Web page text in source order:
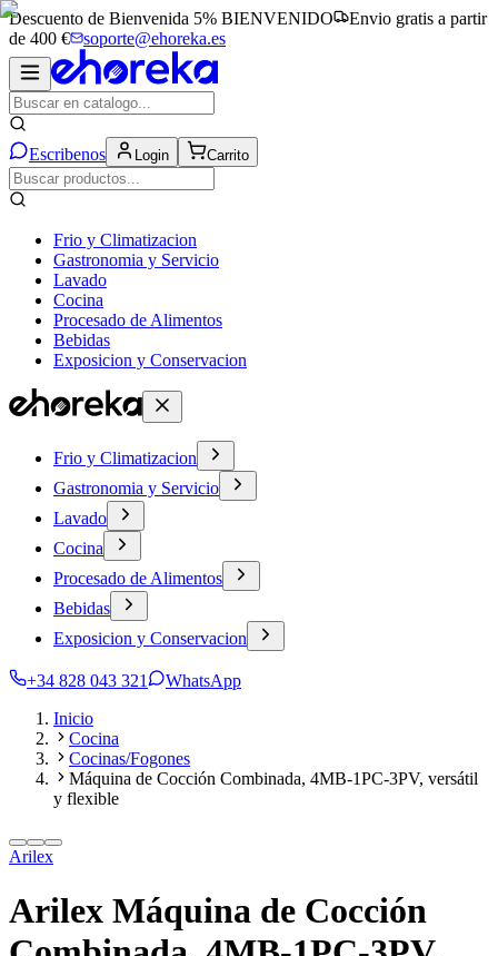
Descuento de Bienvenida 5% BIENVENIDO
Envio gratis a partir
de 400 €
soporte@ehoreka.es
Escribenos Login Carrito
Frio y Climatizacion
Gastronomia y Servicio
Lavado
Cocina
Procesado de Alimentos
Bebidas
Exposicion y Conservacion
Frio y Climatizacion
Gastronomia y Servicio
Lavado
Cocina
Procesado de Alimentos
Bebidas
Exposicion y Conservacion
+34 828 043 321
WhatsApp
Inicio
Cocina
Cocinas/Fogones
Máquina de Cocción Combinada, 4MB-1PC-3PV, versátil
y flexible
Arilex
Arilex Máquina de Cocción